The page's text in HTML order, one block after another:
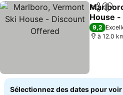
Partager
House
9,2
à 12.0
Sélectionnez des dates pour voir